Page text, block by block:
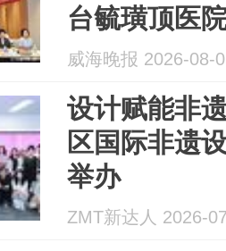
台毓璜顶医
教育项目成
威海晚报 2026-08-
设计赋能非
区国际非遗
举办
ZMT新达人 2026-